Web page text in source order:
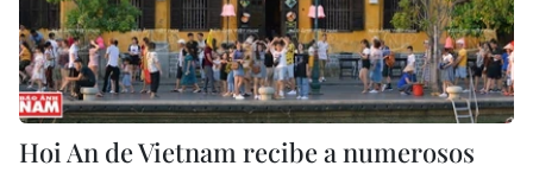
Hoi An de Vietnam recibe a numerosos